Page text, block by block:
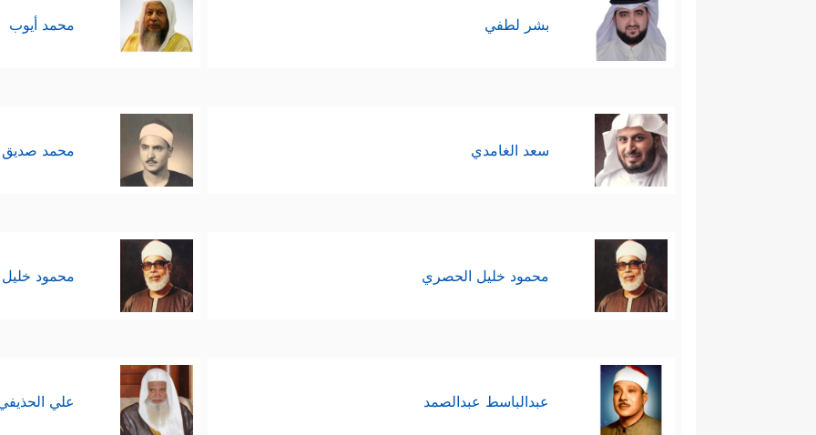
بشر لطفي محمد أيوب
سعد الغامدي محمد صديق
محمود خليل الحصري محمود
عبدالباسط عبدالصمد علي